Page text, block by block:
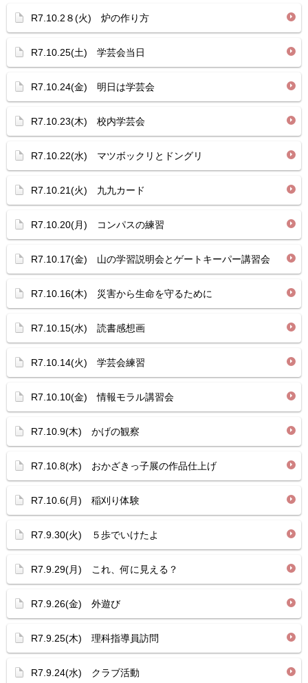
R7.10.2８(火) 炉の作り方
R7.10.25(土) 学芸会当日
R7.10.24(金) 明日は学芸会
R7.10.23(木) 校内学芸会
R7.10.22(水) マツボックリとドングリ
R7.10.21(火) 九九カード
R7.10.20(月) コンパスの練習
R7.10.17(金) 山の学習説明会とゲートキーパー講習会
R7.10.16(木) 災害から生命を守るために
R7.10.15(水) 読書感想画
R7.10.14(火) 学芸会練習
R7.10.10(金) 情報モラル講習会
R7.10.9(木) かげの観察
R7.10.8(水) おかざきっ子展の作品仕上げ
R7.10.6(月) 稲刈り体験
R7.9.30(火) ５歩でいけたよ
R7.9.29(月) これ、何に見える？
R7.9.26(金) 外遊び
R7.9.25(木) 理科指導員訪問
R7.9.24(水) クラブ活動